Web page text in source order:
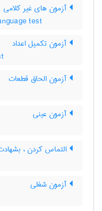
آزمون های غیر کلامی
test
آزمون تکمیل اعداد
آزمون الحاق قطعات
آزمون عینی
التماس کردن ،
آزمون شغلی